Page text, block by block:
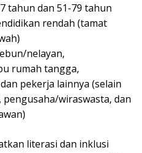
tahun dan 51-79 tahun
rendah (tamat
nelayan,
rumah tangga,
pekerja lainnya (selain
wiraswasta, dan
literasi dan inklusi